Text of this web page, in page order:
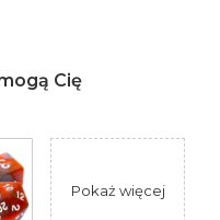
Cię
Pokaż więcej